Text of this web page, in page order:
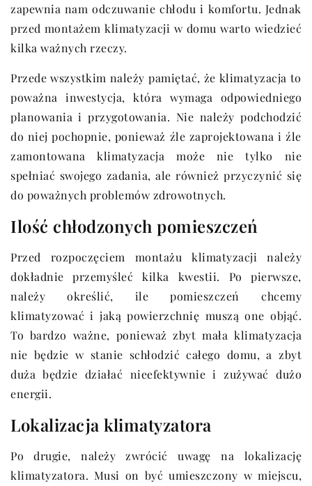
zapewnia nam odczuwanie chłodu i komfortu. Jednak
przed montażem klimatyzacji w domu warto wiedzieć
kilka ważnych rzeczy.
Przede wszystkim należy pamiętać, że klimatyzacja to
poważna inwestycja, która wymaga odpowiedniego
planowania i przygotowania. Nie należy podchodzić
do niej pochopnie, ponieważ źle zaprojektowana i źle
zamontowana klimatyzacja może nie tylko nie
spełniać swojego zadania, ale również przyczynić się
do poważnych problemów zdrowotnych.
Ilość chłodzonych pomieszczeń
Przed rozpoczęciem montażu klimatyzacji należy
dokładnie przemyśleć kilka kwestii. Po pierwsze,
należy określić, ile pomieszczeń chcemy
klimatyzować i jaką powierzchnię muszą one objąć.
To bardzo ważne, ponieważ zbyt mała klimatyzacja
nie będzie w stanie schłodzić całego domu, a zbyt
duża będzie działać nieefektywnie i zużywać dużo
energii.
Lokalizacja klimatyzatora
Po drugie, należy zwrócić uwagę na lokalizację
klimatyzatora. Musi on być umieszczony w miejscu,